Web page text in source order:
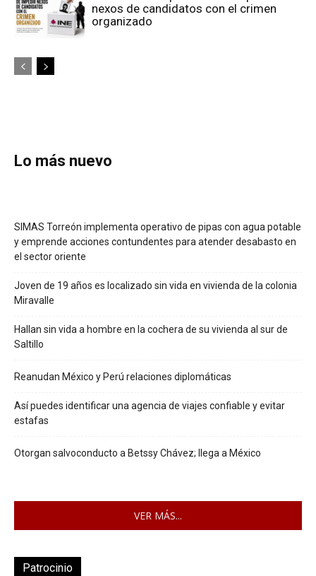
nexos de candidatos con el crimen
organizado
Lo más nuevo
SIMAS Torreón implementa operativo de pipas con agua potable
y emprende acciones contundentes para atender desabasto en
el sector oriente
Joven de 19 años es localizado sin vida en vivienda de la colonia
Miravalle
Hallan sin vida a hombre en la cochera de su vivienda al sur de
Saltillo
Reanudan México y Perú relaciones diplomáticas
Así puedes identificar una agencia de viajes confiable y evitar
estafas
Otorgan salvoconducto a Betssy Chávez; llega a México
VER MÁS...
Patrocinio